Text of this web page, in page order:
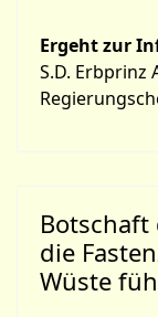
Ergeht zur
S.D. Erbprinz
Botschaft
die
Wüste